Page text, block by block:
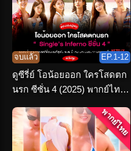
จบแล้ว EP.1-12
ดูซีรี่ย์ โอน้อยออก ใครโสดตก
นรก ซีซั่น 4 (2025) พากย์ไทย
พากย์ไทย